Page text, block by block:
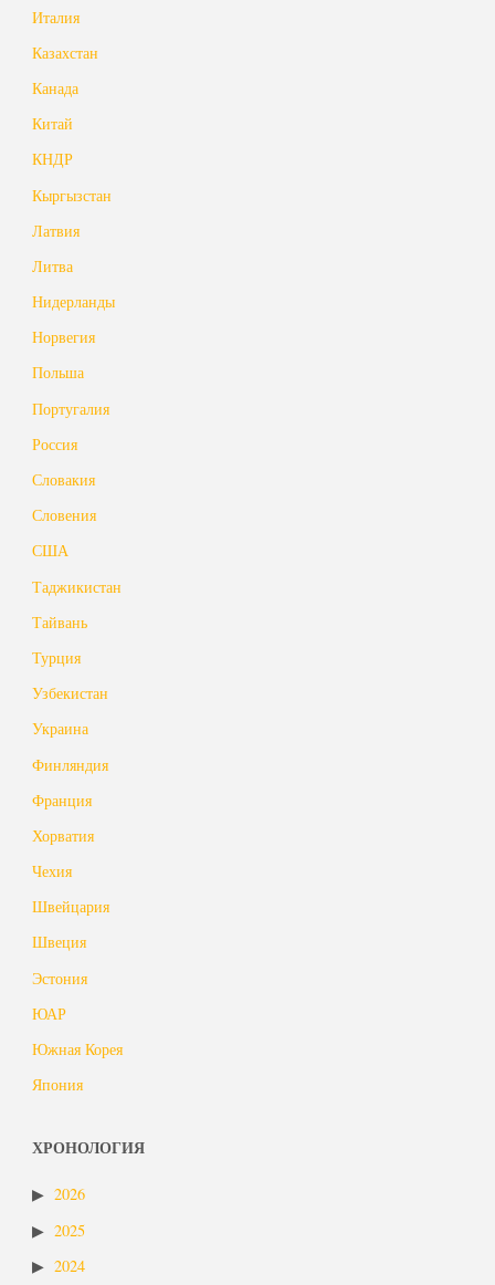
Италия
Казахстан
Канада
Китай
КНДР
Кыргызстан
Латвия
Литва
Нидерланды
Норвегия
Польша
Португалия
Россия
Словакия
Словения
США
Таджикистан
Тайвань
Турция
Узбекистан
Украина
Финляндия
Франция
Хорватия
Чехия
Швейцария
Швеция
Эстония
ЮАР
Южная Корея
Япония
ХРОНОЛОГИЯ
2026
2025
2024